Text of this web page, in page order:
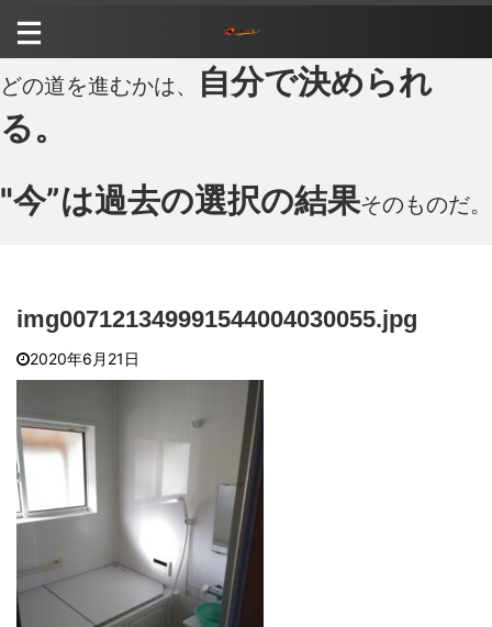
どの道を進むかは、
自分で決められ
る。
"今”は過去の選択の結果そのものだ。
img007121349991544004030055.jpg
2020年6月21日